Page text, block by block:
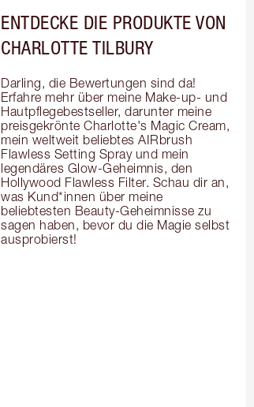
ENTDECKE DIE PRODUKTE VON
CHARLOTTE TILBURY
Darling, die Bewertungen sind da!
Erfahre mehr über meine Make-up- und
Hautpflegebestseller, darunter meine
preisgekrönte Charlotte's Magic Cream,
mein weltweit beliebtes AIRbrush
Flawless Setting Spray und mein
legendäres Glow-Geheimnis, den
Hollywood Flawless Filter. Schau dir an,
was Kund*innen über meine
beliebtesten Beauty-Geheimnisse zu
sagen haben, bevor du die Magie selbst
ausprobierst!